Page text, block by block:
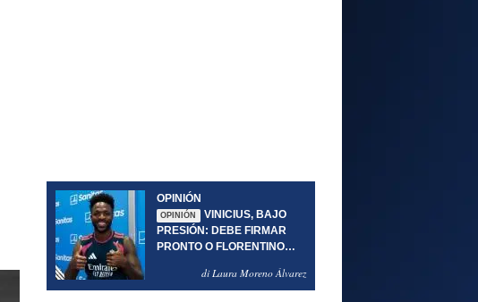
OPINIÓN
OPINIÓN
VINICIUS, BAJO
PRESIÓN: DEBE FIRMAR
PRONTO O FLORENTINO
di Laura Moreno Álvarez